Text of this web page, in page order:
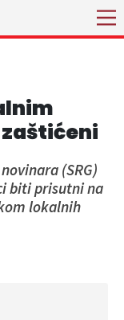
(SRG)
biti prisutni na
lokalnih